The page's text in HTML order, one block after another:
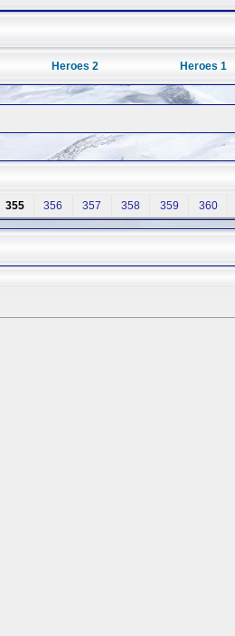
Heroes 2 Heroes 1
355 356 357 358 359 360